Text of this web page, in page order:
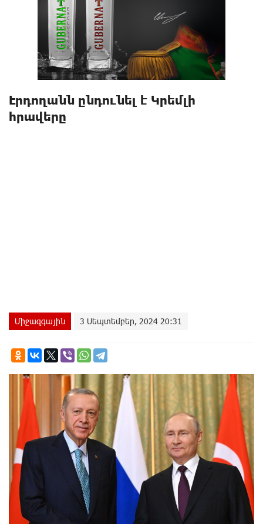
Էրդողանն ընդունել է Կրեմլի
հրավերը
Միջազգային 3 Սեպտեմբեր, 2024 20:31